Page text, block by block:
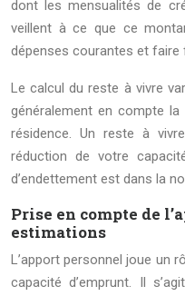
dont les mensualités de
veillent à ce que ce
dépenses courantes et faire
Le calcul du reste à vivre
généralement en compte
résidence. Un reste à
réduction de votre
d’endettement est dans la
Prise en compte de
estimations
L’apport personnel joue un
capacité d’emprunt. Il